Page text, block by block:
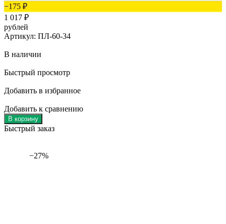
−175 ₽
1 017 ₽
рублей
Артикул: ПЛ-60-34
В наличии
Быстрый просмотр
Добавить в избранное
Добавить к сравнению
В корзину
Быстрый заказ
−27%